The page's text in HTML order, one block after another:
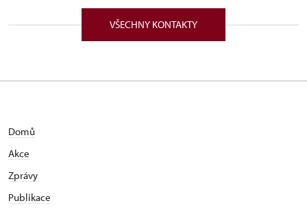
VŠECHNY KONTAKTY
Domů
Akce
Zprávy
Publikace